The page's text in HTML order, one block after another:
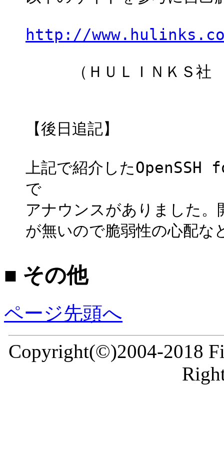
http://
（ＨＵＬＩＮＫＳ社 ヒ
【後日追記】
上記で紹介した
で
アナウンスがありました
が無いので脆弱性の心配な
■ その他
ページ先頭へ
Copyright(©)2004-2018